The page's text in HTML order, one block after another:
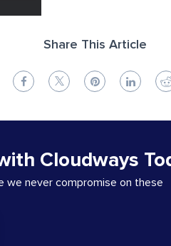
Share This Article
Cloudways
we never compromise on these